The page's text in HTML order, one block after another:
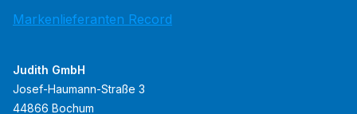
Markenlieferanten Record
Judith GmbH
Josef-Haumann-Straße 3
44866 Bochum